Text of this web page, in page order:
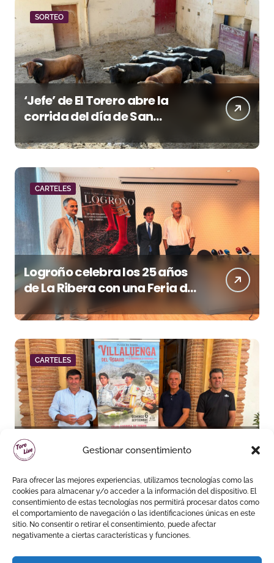
Gestionar consentimiento
Para ofrecer las mejores experiencias, utilizamos tecnologías como las
cookies para almacenar y/o acceder a la información del dispositivo. El
consentimiento de estas tecnologías nos permitirá procesar datos como
el comportamiento de navegación o las identificaciones únicas en este
sitio. No consentir o retirar el consentimiento, puede afectar
negativamente a ciertas características y funciones.
SORTEO
‘Jefe’ de El Torero abre la
corrida del día de San
Lorenzo en Huesca
CARTELES
Logroño celebra los 25 años
de La Ribera con una Feria de
San Mateo de máxima
categoría
CARTELES
Villaluenga arma un cartel de
plaza grande en uno de los
cosos más singulares de
España